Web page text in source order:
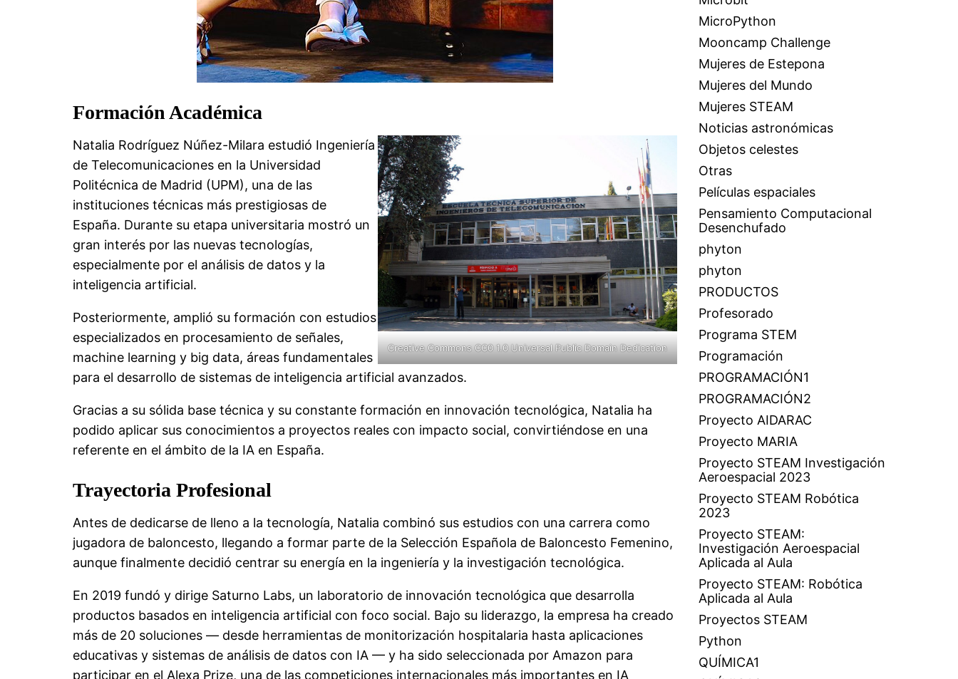
Formación Académica
Creative Commons CC0 1.0 Universal Public Domain Dedication
Natalia Rodríguez Núñez-Milara estudió Ingeniería
de Telecomunicaciones en la Universidad
Politécnica de Madrid (UPM), una de las
instituciones técnicas más prestigiosas de
España. Durante su etapa universitaria mostró un
gran interés por las nuevas tecnologías,
especialmente por el análisis de datos y la
inteligencia artificial.
Posteriormente, amplió su formación con estudios
especializados en procesamiento de señales,
machine learning y big data, áreas fundamentales
para el desarrollo de sistemas de inteligencia artificial avanzados.
Gracias a su sólida base técnica y su constante formación en innovación tecnológica, Natalia ha
podido aplicar sus conocimientos a proyectos reales con impacto social, convirtiéndose en una
referente en el ámbito de la IA en España.
Trayectoria Profesional
Antes de dedicarse de lleno a la tecnología, Natalia combinó sus estudios con una carrera como
jugadora de baloncesto, llegando a formar parte de la Selección Española de Baloncesto Femenino,
aunque finalmente decidió centrar su energía en la ingeniería y la investigación tecnológica.
En 2019 fundó y dirige Saturno Labs, un laboratorio de innovación tecnológica que desarrolla
productos basados en inteligencia artificial con foco social. Bajo su liderazgo, la empresa ha creado
más de 20 soluciones — desde herramientas de monitorización hospitalaria hasta aplicaciones
educativas y sistemas de análisis de datos con IA — y ha sido seleccionada por Amazon para
participar en el Alexa Prize, una de las competiciones internacionales más importantes en IA
MicroPython
Mooncamp Challenge
Mujeres de Estepona
Mujeres del Mundo
Mujeres STEAM
Noticias astronómicas
Objetos celestes
Otras
Películas espaciales
Pensamiento Computacional
Desenchufado
phyton
phyton
PRODUCTOS
Profesorado
Programa STEM
Programación
PROGRAMACIÓN1
PROGRAMACIÓN2
Proyecto AIDARAC
Proyecto MARIA
Proyecto STEAM Investigación
Aeroespacial 2023
Proyecto STEAM Robótica
2023
Proyecto STEAM:
Investigación Aeroespacial
Aplicada al Aula
Proyecto STEAM: Robótica
Aplicada al Aula
Proyectos STEAM
Python
QUÍMICA1